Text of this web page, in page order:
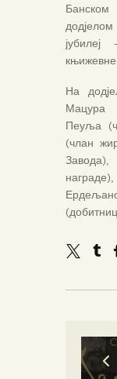
На
Мацура
Пеуља
(члан